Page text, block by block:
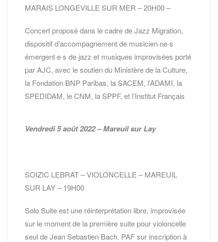
MARAIS LONGEVILLE SUR MER – 20H00 –
Concert proposé dans le cadre de Jazz Migration,
dispositif d’accompagnement de musicien·ne·s
émergent·e·s de jazz et musiques improvisées porté
par AJC, avec le soutien du Ministère de la Culture,
la Fondation BNP Paribas, la SACEM, l’ADAMI, la
SPEDIDAM, le CNM, la SPPF, et l’Institut Français
Vendredi 5 août 2022 – Mareuil sur Lay
SOIZIC LEBRAT – VIOLONCELLE – MAREUIL
SUR LAY – 19H00
Solo Suite est une réinterprétation libre, improvisée
sur le moment de la première suite pour violoncelle
seul de Jean Sebastien Bach. PAF sur inscription à